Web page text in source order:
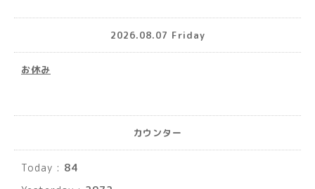
2026.08.07 Friday
お休み
カウンター
Today : 84